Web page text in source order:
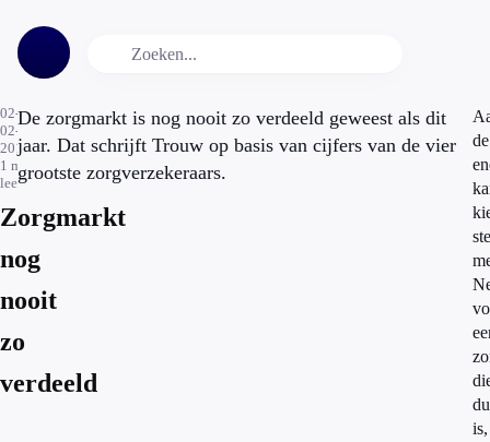
02-
02-
2015
1 min.
leestijd
Zorgmarkt
nog
nooit
zo
verdeeld
De zorgmarkt is nog nooit zo verdeeld geweest als dit
jaar. Dat schrijft Trouw op basis van cijfers van de vier
grootste zorgverzekeraars.
de
is,